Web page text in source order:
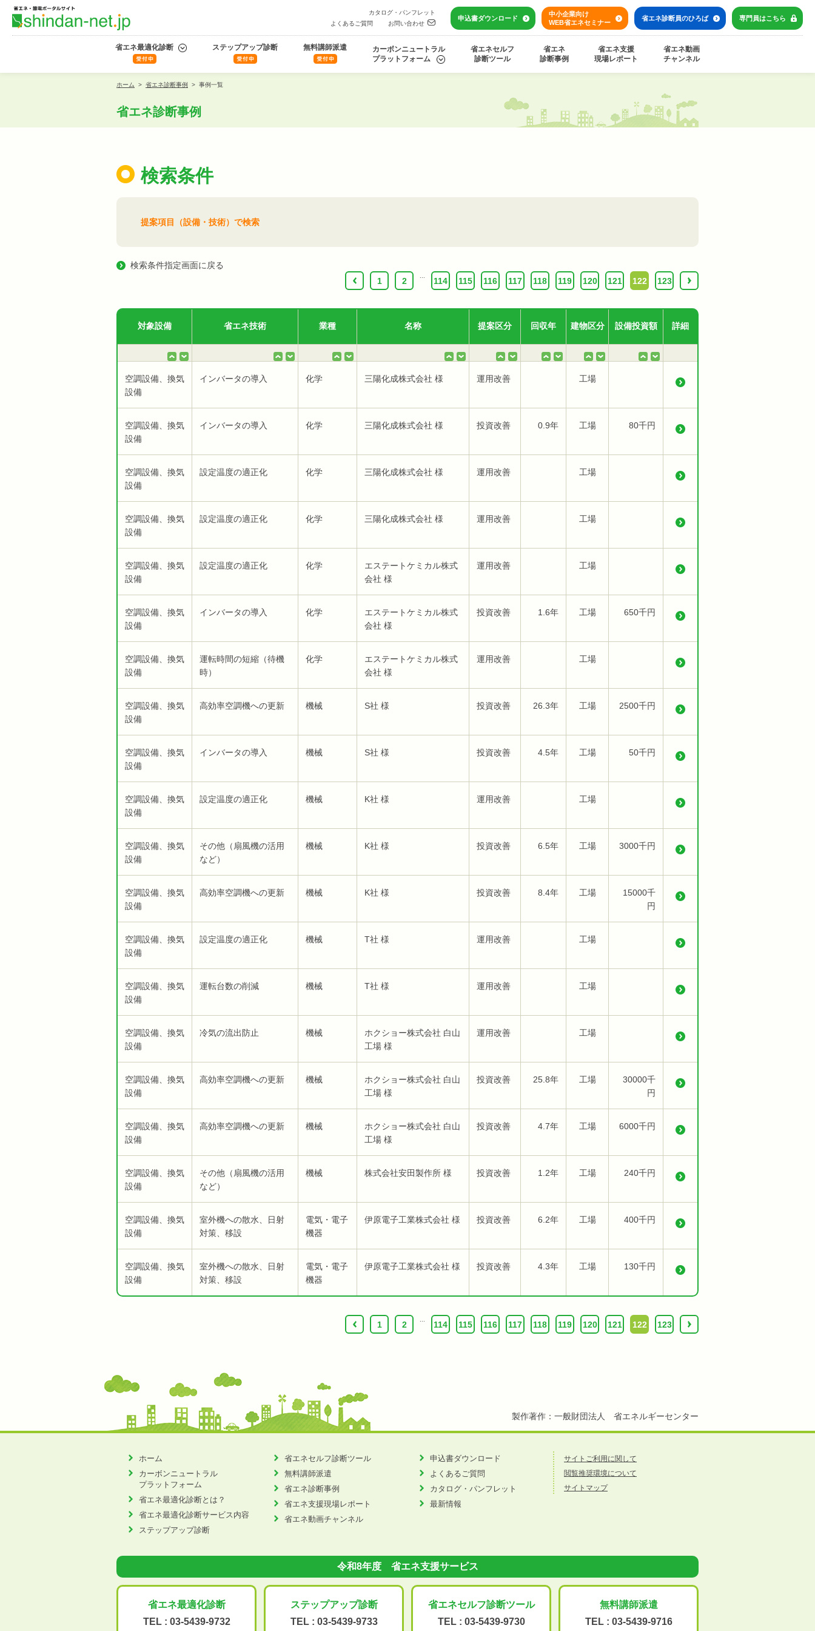
カタログ・パンフレット
よくあるご質問
お問い合わせ
申込書ダウンロード
中小企業向け
WEB省エネセミナー
省エネ診断員のひろば 専門員はこちら
省エネ最適化診断 ステップアップ診断 無料講師派遣
カーボンニュートラル
プラットフォーム
省エネセルフ
診断ツール
省エネ
診断事例
省エネ支援
現場レポート
省エネ動画
チャンネル
ホーム > 省エネ診断事例 > 事例一覧
省エネ診断事例
検索条件
提案項目（設備・技術）で検索
検索条件指定画面に戻る
‹
1 2 114 115 116 117 118 119 120 121 122 123 ›
対象設備 省エネ技術 業種 名称 提案区分 回収年 建物区分 設備投資額 詳細
空調設備、換気
設備
インバータの導入 化学 三陽化成株式会社 様 運用改善 工場
空調設備、換気
設備
インバータの導入 化学 三陽化成株式会社 様 投資改善 0.9年 工場 80千円
空調設備、換気
設備
設定温度の適正化 化学 三陽化成株式会社 様 運用改善 工場
空調設備、換気
設備
設定温度の適正化 化学 三陽化成株式会社 様 運用改善 工場
空調設備、換気
設備
設定温度の適正化 化学
エステートケミカル株式
会社 様
運用改善 工場
空調設備、換気
設備
インバータの導入 化学
エステートケミカル株式
会社 様
投資改善 1.6年 工場 650千円
空調設備、換気
設備
運転時間の短縮（待機
時）
化学
エステートケミカル株式
会社 様
運用改善 工場
空調設備、換気
設備
高効率空調機への更新 機械 S社 様 投資改善 26.3年 工場 2500千円
空調設備、換気
設備
インバータの導入 機械 S社 様 投資改善 4.5年 工場 50千円
空調設備、換気
設備
設定温度の適正化 機械 K社 様 運用改善 工場
空調設備、換気
設備
その他（扇風機の活用
など）
機械 K社 様 投資改善 6.5年 工場 3000千円
空調設備、換気
設備
高効率空調機への更新 機械 K社 様 投資改善 8.4年 工場
15000千
円
空調設備、換気
設備
設定温度の適正化 機械 T社 様 運用改善 工場
空調設備、換気
設備
運転台数の削減 機械 T社 様 運用改善 工場
空調設備、換気
設備
冷気の流出防止 機械
ホクショー株式会社 白山
工場 様
運用改善 工場
空調設備、換気
設備
高効率空調機への更新 機械
ホクショー株式会社 白山
工場 様
投資改善 25.8年 工場
30000千
円
空調設備、換気
設備
高効率空調機への更新 機械
ホクショー株式会社 白山
工場 様
投資改善 4.7年 工場 6000千円
空調設備、換気
設備
その他（扇風機の活用
など）
機械 株式会社安田製作所 様 投資改善 1.2年 工場 240千円
空調設備、換気
設備
室外機への散水、日射
対策、移設
電気・電子
機器
伊原電子工業株式会社 様 投資改善 6.2年 工場 400千円
空調設備、換気
設備
室外機への散水、日射
対策、移設
電気・電子
機器
伊原電子工業株式会社 様 投資改善 4.3年 工場 130千円
‹ 1 2 114 115 116 117 118 119 120 121 122 123 ›
製作著作：一般財団法人 省エネルギーセンター
ホーム
カーボンニュートラル
プラットフォーム
省エネ最適化診断とは？
省エネ最適化診断サービス内容
ステップアップ診断
省エネセルフ診断ツール
無料講師派遣
省エネ診断事例
省エネ支援現場レポート
省エネ動画チャンネル
申込書ダウンロード
よくあるご質問
カタログ・パンフレット
最新情報
サイトご利用に関して
閲覧推奨環境について
サイトマップ
令和8年度 省エネ支援サービス
省エネ最適化診断
TEL : 03-5439-9732
ステップアップ診断
TEL : 03-5439-9733
省エネセルフ診断ツール
TEL : 03-5439-9730
無料講師派遣
TEL : 03-5439-9716